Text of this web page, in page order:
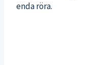
enda röra.